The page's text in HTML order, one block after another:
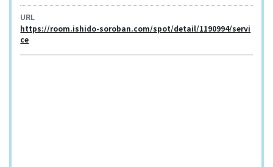
URL
https://room.ishido-soroban.com/spot/detail/1190994/servi
ce